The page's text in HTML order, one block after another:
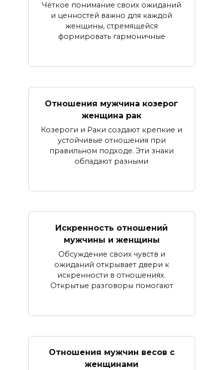
Чёткое понимание своих ожиданий
и ценностей важно для каждой
женщины, стремящейся
формировать гармоничные
Отношения мужчина козерог
женщина рак
Козероги и Раки создают крепкие и
устойчивые отношения при
правильном подходе. Эти знаки
обладают разными
Искренность отношений
мужчины и женщины
Обсуждение своих чувств и
ожиданий открывает двери к
искренности в отношениях.
Открытые разговоры помогают
Отношения мужчин весов с
женщинами